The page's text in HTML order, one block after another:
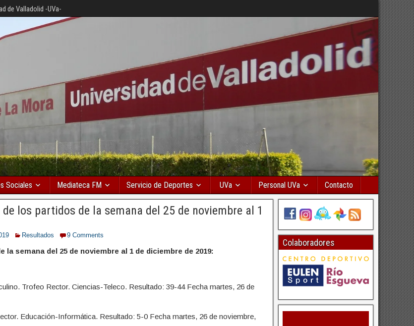
de Valladolid -UVa-
Sociales Mediateca FM Servicio de Deportes UVa Personal UVa Contacto
los partidos de la semana del 25 de noviembre al 1
Resultados 9 Comments
semana del 25 de noviembre al 1 de diciembre de 2019:
Trofeo Rector. Ciencias-Teleco. Resultado: 39-44 Fecha martes, 26 de
Educación-Informática. Resultado: 5-0 Fecha martes, 26 de noviembre,
Colaboradores